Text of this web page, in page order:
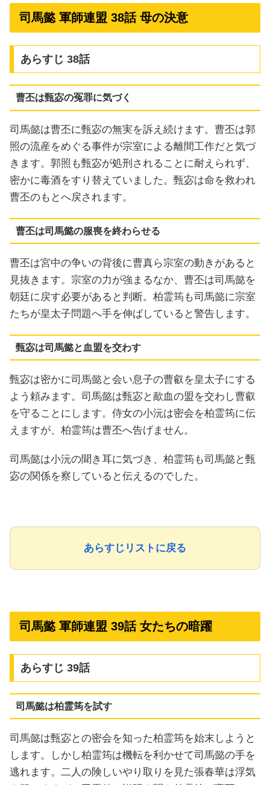
司馬懿 軍師連盟 38話 母の決意
あらすじ 38話
曹丕は甄宓の冤罪に気づく
司馬懿は曹丕に甄宓の無実を訴え続けます。曹丕は郭
照の流産をめぐる事件が宗室による離間工作だと気づ
きます。郭照も甄宓が処刑されることに耐えられず、
密かに毒酒をすり替えていました。甄宓は命を救われ
曹丕のもとへ戻されます。
曹丕は司馬懿の服喪を終わらせる
曹丕は宮中の争いの背後に曹真ら宗室の動きがあると
見抜きます。宗室の力が強まるなか、曹丕は司馬懿を
朝廷に戻す必要があると判断。柏霊筠も司馬懿に宗室
たちが皇太子問題へ手を伸ばしていると警告します。
甄宓は司馬懿と血盟を交わす
甄宓は密かに司馬懿と会い息子の曹叡を皇太子にする
よう頼みます。司馬懿は甄宓と歃血の盟を交わし曹叡
を守ることにします。侍女の小沅は密会を柏霊筠に伝
えますが、柏霊筠は曹丕へ告げません。
司馬懿は小沅の聞き耳に気づき、柏霊筠も司馬懿と甄
宓の関係を察していると伝えるのでした。
あらすじリストに戻る
司馬懿 軍師連盟 39話 女たちの暗躍
あらすじ 39話
司馬懿は柏霊筠を試す
司馬懿は甄宓との密会を知った柏霊筠を始末しようと
します。しかし柏霊筠は機転を利かせて司馬懿の手を
逃れます。二人の険しいやり取りを見た張春華は浮気